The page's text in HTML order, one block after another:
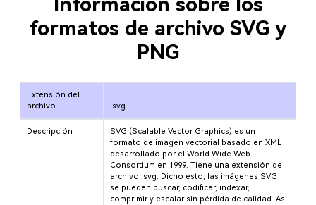
formatos de archivo SVG y
PNG
Extensión del
archivo
.svg
Descripción
SVG (Scalable Vector Graphics) es un
formato de imagen vectorial basado en XML
desarrollado por el World Wide Web
Consortium en 1999. Tiene una extensión de
archivo .svg. Dicho esto, las imágenes SVG
se pueden buscar, codificar, indexar,
comprimir y escalar sin pérdida de calidad. Asi